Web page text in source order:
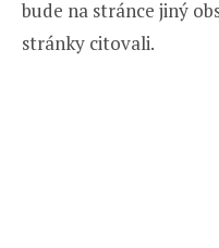
bude na stránce jiný
stránky citovali.